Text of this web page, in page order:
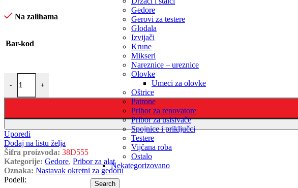
Gedore
Gerovi za testere
Glodala
Izvijači
Krune
Mikseri
Nareznice – ureznice
Olovke
Umeci za olovke
Oštrice
Patrone
Pribor za renovatore
Pribor za usisivače
Spojnice i priključci
Testere
Vijčana roba
Ostalo
Nekategorizovano
Search
Na zalihama
Bar-kod
- +
Uporedi
Dodaj na listu želja
Šifra proizvoda: 38D555
Kategorije: Gedore, Pribor za alat
Oznaka: Nastavak okretni za gedoru
Podeli: